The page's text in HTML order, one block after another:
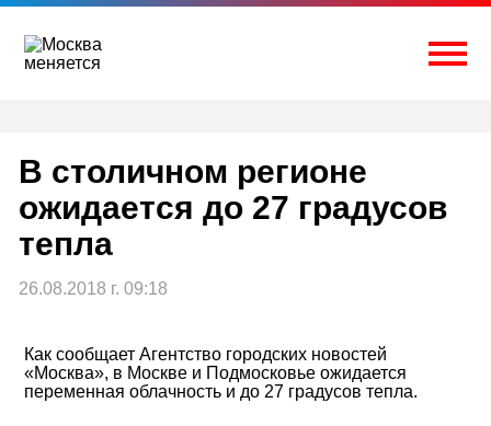
Перейти
содержимому
В столичном регионе
ожидается до 27 градусов
тепла
26.08.2018 г. 09:18
Как сообщает Агентство городских новостей
«Москва», в Москве и Подмосковье ожидается
переменная облачность и до 27 градусов тепла.